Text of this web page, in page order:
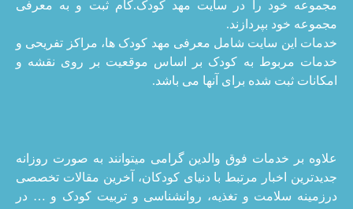
مجموعه خود را در سایت مهد کودک.کام ثبت و به معرفی
مجموعه خود بپردازند.
خدمات این سایت شامل معرفی مهد کودک ها، مراکز تفریحی و
خدمات مربوط به کودک بر اساس موقعیت بر روی نقشه و
امکانات ثبت شده برای آنها می باشد.
علاوه بر خدمات فوق والدین گرامی میتوانند به صورت روزانه
جدیدترین اخبار مرتبط با دنیای کودکان، آخرین مقالات تخصصی
درزمینه سلامت و تغذیه، روانشناسی و تربیت کودک و … در